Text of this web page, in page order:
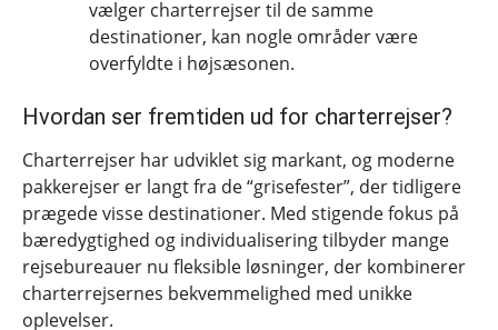
vælger charterrejser til de samme
destinationer, kan nogle områder være
overfyldte i højsæsonen.
Hvordan ser fremtiden ud for charterrejser?
Charterrejser har udviklet sig markant, og moderne
pakkerejser er langt fra de “grisefester”, der tidligere
prægede visse destinationer. Med stigende fokus på
bæredygtighed og individualisering tilbyder mange
rejsebureauer nu fleksible løsninger, der kombinerer
charterrejsernes bekvemmelighed med unikke
oplevelser.